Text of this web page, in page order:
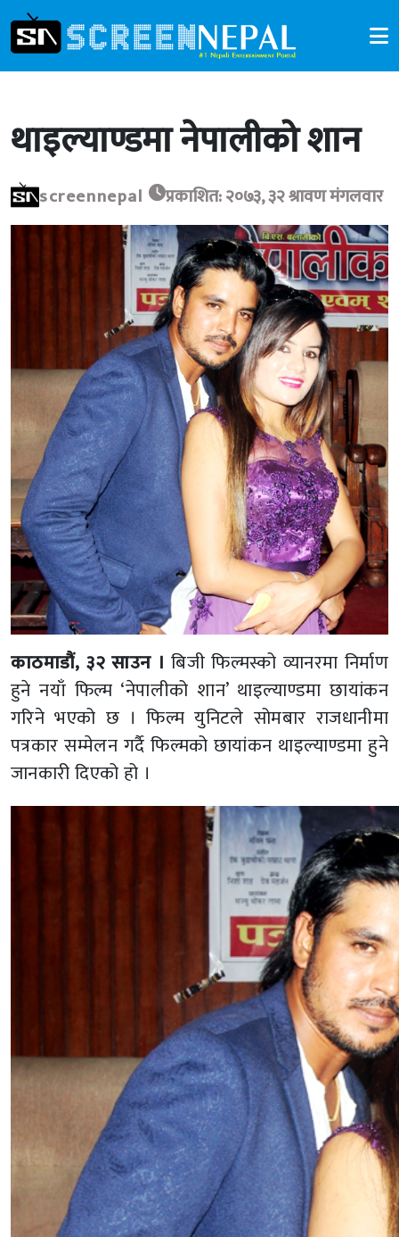
थाइल्याण्डमा नेपालीको शान
screennepal प्रकाशित: २०७३, ३२ श्रावण मंगलवार
काठमाडौं, ३२ साउन । बिजी फिल्मस्को व्यानरमा निर्माण
हुने नयाँ फिल्म ‘नेपालीको शान’ थाइल्याण्डमा छायांकन
गरिने भएको छ । फिल्म युनिटले सोमबार राजधानीमा
पत्रकार सम्मेलन गर्दै फिल्मको छायांकन थाइल्याण्डमा हुने
जानकारी दिएको हो ।